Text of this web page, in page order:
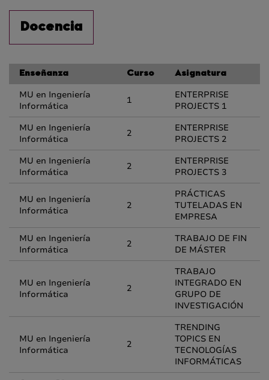
Docencia
Enseñanza Curso Asignatura
MU en Ingeniería
Informática
1
ENTERPRISE
PROJECTS 1
MU en Ingeniería
Informática
2
ENTERPRISE
PROJECTS 2
MU en Ingeniería
Informática
2
ENTERPRISE
PROJECTS 3
MU en Ingeniería
Informática
2
PRÁCTICAS
TUTELADAS EN
EMPRESA
MU en Ingeniería
Informática
2
TRABAJO DE FIN
DE MÁSTER
MU en Ingeniería
Informática
2
TRABAJO
INTEGRADO EN
GRUPO DE
INVESTIGACIÓN
MU en Ingeniería
Informática
2
TRENDING
TOPICS EN
TECNOLOGÍAS
INFORMÁTICAS